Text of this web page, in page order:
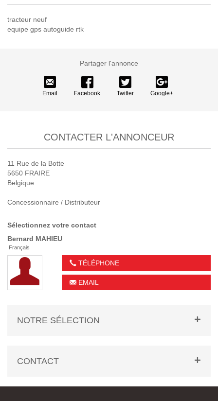
tracteur neuf
equipe gps autoguide rtk
Partager l'annonce
Email Facebook Twitter Google+
CONTACTER L'ANNONCEUR
11 Rue de la Botte
5650 FRAIRE
Belgique
Concessionnaire / Distributeur
Sélectionnez votre contact
Bernard MAHIEU
Français
TÉLÉPHONE
EMAIL
NOTRE SÉLECTION
CONTACT